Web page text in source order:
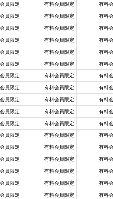
員限定 有料会員限定
有料
員限定 有料会員限定
有料
員限定 有料会員限定
有料
員限定 有料会員限定
有料
員限定 有料会員限定
有料
員限定 有料会員限定
有料
員限定 有料会員限定
有料
員限定 有料会員限定
有料
員限定 有料会員限定
有料
員限定 有料会員限定
有料
員限定 有料会員限定
有料
員限定 有料会員限定
有料
員限定 有料会員限定
有料
員限定 有料会員限定
有料
員限定 有料会員限定
有料
員限定 有料会員限定
有料
員限定 有料会員限定
有料